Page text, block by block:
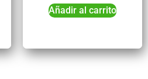
Añadir al carrito